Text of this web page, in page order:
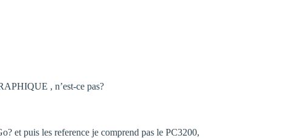
, n’est-ce pas?
et puis les reference je comprend pas le PC3200,